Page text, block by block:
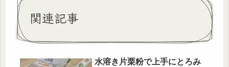
関連記事
水溶き片栗粉で上手にとろみ